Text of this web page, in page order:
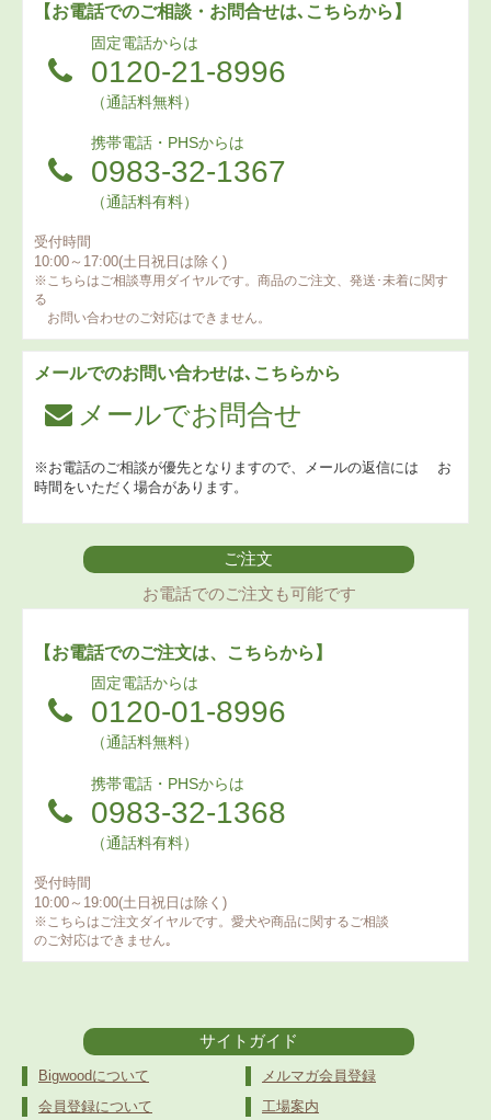
【お電話でのご相談・お問合せは､こちらから】
固定電話からは
0120-21-8996
（通話料無料）
携帯電話・PHSからは
0983-32-1367
（通話料有料）
受付時間
10:00～17:00(土日祝日は除く)
※こちらはご相談専用ダイヤルです。商品のご注文、発送･未着に関す
る
お問い合わせのご対応はできません。
メールでのお問い合わせは､こちらから
メールでお問合せ
※お電話のご相談が優先となりますので、メールの返信には お
時間をいただく場合があります。
ご注文
お電話でのご注文も可能です
【お電話でのご注文は、こちらから】
固定電話からは
0120-01-8996
（通話料無料）
携帯電話・PHSからは
0983-32-1368
（通話料有料）
受付時間
10:00～19:00(土日祝日は除く)
※こちらはご注文ダイヤルです。愛犬や商品に関するご相談
のご対応はできません｡
サイトガイド
Bigwoodについて
会員登録について
メルマガ会員登録
工場案内